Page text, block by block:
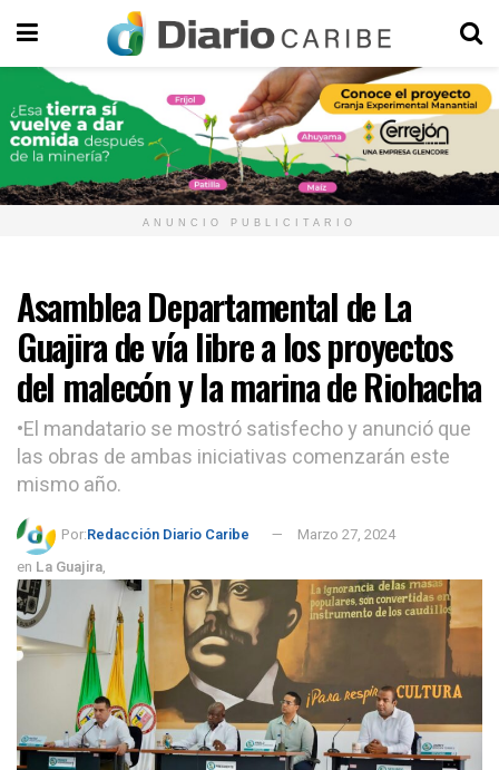
ANUNCIO PUBLICITARIO
Asamblea Departamental de La
Guajira de vía libre a los proyectos
del malecón y la marina de Riohacha
•El mandatario se mostró satisfecho y anunció que
las obras de ambas iniciativas comenzarán este
mismo año.
Por:Redacción Diario Caribe
Marzo 27, 2024
en La Guajira,